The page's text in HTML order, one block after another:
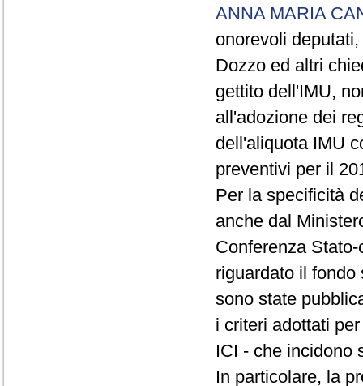
ANNA MARIA
onorevoli
Dozzo ed altri
gettito dell'IMU,
all'adozione dei
dell'aliquota IMU
preventivi per il
Per la specificità
anche dal
Conferenza
riguardato il
sono state
i criteri adottati
ICI - che incidono
In particolare, la